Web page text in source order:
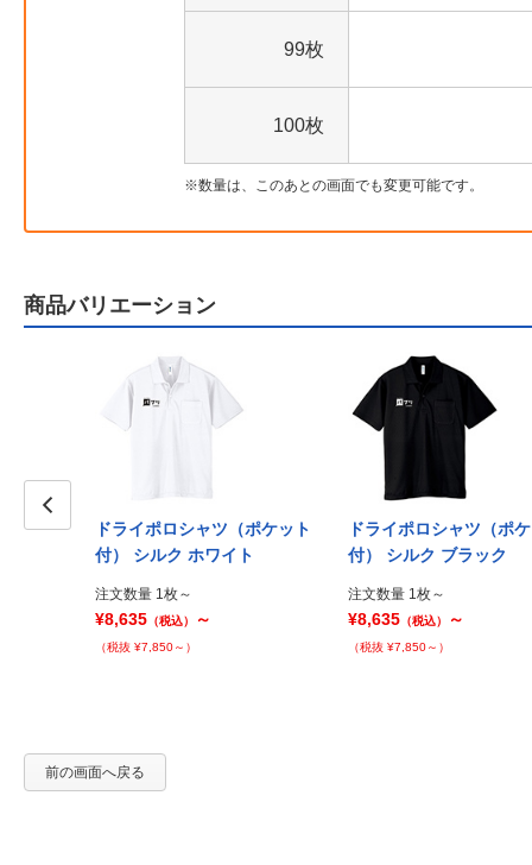
99枚
100枚
数量は、このあとの画面でも変更可能です。
商品バリエーション
ポケット
ドライポロシャツ（ポケット
付） シルク ホワイト
注文数量 1枚～
¥8,635 （税込） ～
（税抜 ¥7,850～）
ドライポロシャツ（ポ
付） シルク ブラック
注文数量 1枚～
¥8,635 （税込） ～
（税抜 ¥7,850～）
前の画面へ戻る